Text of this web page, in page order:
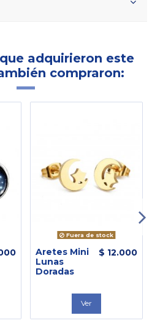
adquirieron este
compraron:
Fuera de stock
Aretes Mini
Lunas
Doradas
$ 12.000
Ver